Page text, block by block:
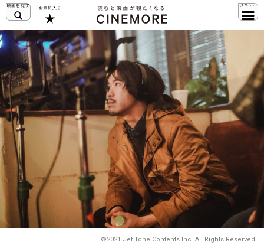
©2021 Jet Tone Contents Inc. All Rights Reserved.